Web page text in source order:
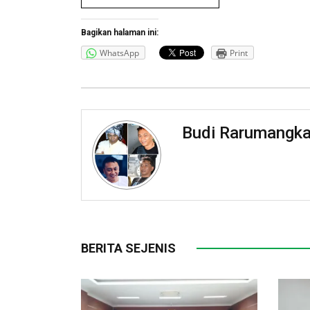
Bagikan halaman ini:
WhatsApp Print
Budi
BERITA SEJENIS